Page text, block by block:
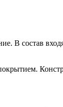
В состав